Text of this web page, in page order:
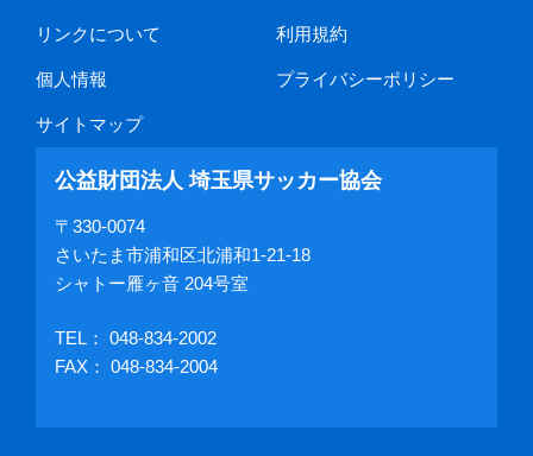
リンクについて 利用規約
個人情報 プライバシーポリシー
サイトマップ
公益財団法人 埼玉県サッカー協会
〒330-0074
さいたま市浦和区北浦和1-21-18
シャトー雁ヶ音 204号室
TEL： 048-834-2002
FAX： 048-834-2004